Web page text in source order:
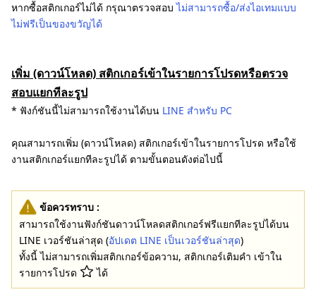
หากซื้อสติกเกอร์ไม่ได้ กรุณาตรวจสอบไม่สามารถซื้อ/ส่งไอเทมแบบ
ไม่ฟรีเป็นของขวัญได้
เพิ่ม (ดาวน์โหลด) สติกเกอร์เข้าในรายการโปรดหรือตรวจ
สอบแยกทีละรูป
* ฟังก์ชันนี้ไม่สามารถใช้งานได้บน LINE สำหรับ PC
คุณสามารถเพิ่ม (ดาวน์โหลด) สติกเกอร์เข้าในรายการโปรด หรือใช้
งานสติกเกอร์แยกทีละรูปได้ ตามขั้นตอนดังต่อไปนี้
ข้อควรทราบ :
สามารถใช้งานฟังก์ชันดาวน์โหลดสติกเกอร์ฟรีแยกทีละรูปได้บน
LINE เวอร์ชันล่าสุด (อัปเดต LINE เป็นเวอร์ชันล่าสุด)
ทั้งนี้ ไม่สามารถเพิ่มสติกเกอร์ข้อความ, สติกเกอร์เติมคำ เข้าใน
รายการโปรด
ได้